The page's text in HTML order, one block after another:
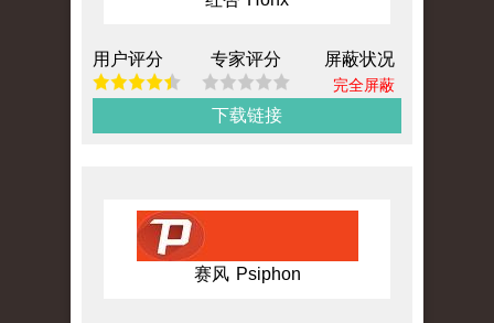
用户评分 专家评分 屏蔽状况
完全屏蔽
下载链接
赛风 Psiphon